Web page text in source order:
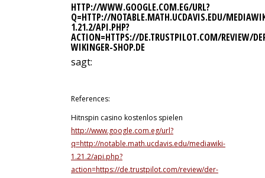
HTTP://WWW.GOOGLE.COM.EG/URL?
Q=HTTP://NOTABLE.MATH.UCDAVIS.EDU/
1.21.2/API.PHP?
ACTION=HTTPS://DE.TRUSTPILOT.COM/REVIEW/
WIKINGER-SHOP.DE
sagt:
References:
Hitnspin casino kostenlos spielen
http://www.google.com.eg/url?
q=http://notable.math.ucdavis.edu/mediawiki-
1.21.2/api.php?
action=https://de.trustpilot.com/review/der-